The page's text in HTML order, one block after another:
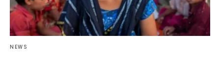
NEWS